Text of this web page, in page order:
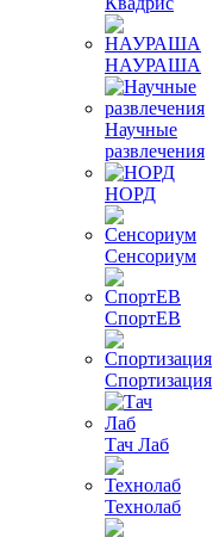
НАУРАША
Научные
развлечения
НОРД
Сенсориум
СпортЕВ
Спортизация
Тач Лаб
Технолаб